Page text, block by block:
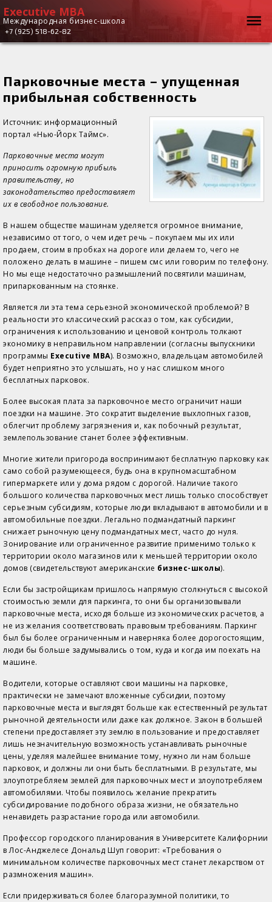
Executive
MBA
Executive MBA
Международная бизнес-школа
+7 (925) 518-62-82
Вы здесь
Парковочные места – упущенная
прибыльная собственность
Источник: информационный
портал «Нью-Йорк Таймс».
Парковочные места могут
приносить огромную прибыль
правительству, но
законодательство предоставляет
их в свободное пользование.
В нашем обществе машинам уделяется огромное внимание,
независимо от того, о чем идет речь – покупаем мы их или
продаем, стоим в пробках на дороге или делаем то, чего не
положено делать в машине – пишем смс или говорим по телефону.
Но мы еще недостаточно размышлений посвятили машинам,
припаркованным на стоянке.
Является ли эта тема серьезной экономической проблемой? В
реальности это классический рассказ о том, как субсидии,
ограничения к использованию и ценовой контроль толкают
экономику в неправильном направлении (согласны выпускники
программы Executive MBA). Возможно, владельцам автомобилей
будет неприятно это услышать, но у нас слишком много
бесплатных парковок.
Более высокая плата за парковочное место ограничит наши
поездки на машине. Это сократит выделение выхлопных газов,
облегчит проблему загрязнения и, как побочный результат,
землепользование станет более эффективным.
Многие жители пригорода воспринимают бесплатную парковку как
само собой разумеющееся, будь она в крупномасштабном
гипермаркете или у дома рядом с дорогой. Наличие такого
большого количества парковочных мест лишь только способствует
серьезным субсидиям, которые люди вкладывают в автомобили и в
автомобильные поездки. Легально подмандатный паркинг
снижает рыночную цену подмандатных мест, часто до нуля.
Зонирование или ограниченное развитие применимо только к
территории около магазинов или к меньшей территории около
домов (свидетельствуют американские бизнес-школы).
Если бы застройщикам пришлось напрямую столкнуться с высокой
стоимостью земли для паркинга, то они бы организовывали
парковочные места, исходя больше из экономических расчетов, а
не из желания соответствовать правовым требованиям. Паркинг
был бы более ограниченным и наверняка более дорогостоящим,
люди бы больше задумывались о том, куда и когда им поехать на
машине.
Водители, которые оставляют свои машины на парковке,
практически не замечают вложенные субсидии, поэтому
парковочные места и выглядят больше как естественный результат
рыночной деятельности или даже как должное. Закон в большей
степени предоставляет эту землю в пользование и предоставляет
лишь незначительную возможность устанавливать рыночные
цены, уделяя малейшее внимание тому, нужно ли нам больше
парковок, и должны ли они быть бесплатными. В результате, мы
злоупотребляем землей для парковочных мест и злоупотребляем
автомобилями. Чтобы появилось желание прекратить
субсидирование подобного образа жизни, не обязательно
ненавидеть разрастание города или автомобили.
Профессор городского планирования в Университете Калифорнии
в Лос-Анджелесе Дональд Шуп говорит: «Требования о
минимальном количестве парковочных мест станет лекарством от
размножения машин».
Если придерживаться более благоразумной политики, то